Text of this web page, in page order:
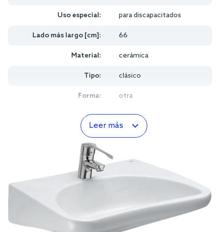
Uso especial: para discapacitados
Lado más largo [cm]: 66
Material: cerámica
Tipo: clásico
Forma: otra
Leer más